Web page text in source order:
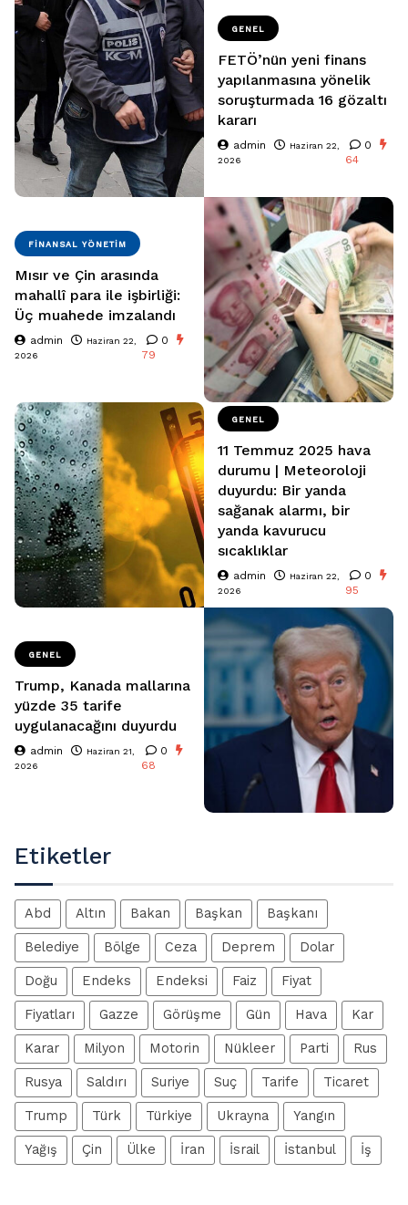
GENEL
FETÖ’nün yeni finans
yapılanmasına yönelik
soruşturmada 16 gözaltı
kararı
admin
Haziran 22,
2026
0
64
FINANSAL YÖNETIM
Mısır ve Çin arasında
mahallî para ile işbirliği:
Üç muahede imzalandı
admin
Haziran 22,
2026
0
79
GENEL
11 Temmuz 2025 hava
durumu | Meteoroloji
duyurdu: Bir yanda
sağanak alarmı, bir
yanda kavurucu
sıcaklıklar
admin
Haziran 22,
2026
0
95
GENEL
Trump, Kanada mallarına
yüzde 35 tarife
uygulanacağını duyurdu
admin
Haziran 21,
2026
0
68
Etiketler
Abd Altın Bakan Başkan Başkanı
Belediye Bölge Ceza Deprem Dolar
Doğu Endeks Endeksi Faiz Fiyat
Fiyatları Gazze Görüşme Gün Hava Kar
Karar Milyon Motorin Nükleer Parti Rus
Rusya Saldırı Suriye Suç Tarife Ticaret
Trump Türk Türkiye Ukrayna Yangın
Yağış Çin Ülke İran İsrail İstanbul İş